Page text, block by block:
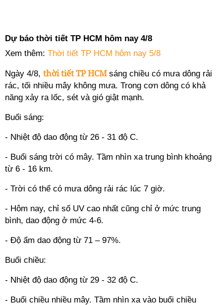
Dự báo thời tiết TP HCM hôm nay 4/8
Xem thêm: Thời tiết TP HCM hôm nay 5/8
Ngày 4/8, thời tiết TP HCM sáng chiều có mưa dông rải
rác, tối nhiều mây không mưa. Trong cơn dông có khả
năng xảy ra lốc, sét và gió giật mạnh.
Buổi sáng:
- Nhiệt độ dao động từ 26 - 31 độ C.
- Buổi sáng trời có mây. Tầm nhìn xa trung bình khoảng
từ 6 - 16 km.
- Trời có thể có mưa dông rải rác lúc 7 giờ.
- Hôm nay, chỉ số UV cao nhất cũng chỉ ở mức trung
bình, dao động ở mức 4-6.
- Độ ẩm dao động từ 71 – 97%.
Buổi chiều:
- Nhiệt độ dao động từ 29 - 32 độ C.
- Buổi chiều nhiều mây. Tầm nhìn xa vào buổi chiều